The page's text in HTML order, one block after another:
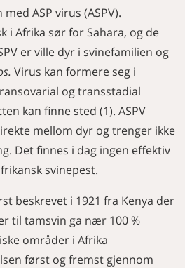
er ikke en
forlater
i Norsk
ASP virus (ASPV).
i Afrika sør for Sahara, og de
er ville dyr i svinefamilien og
Virus kan formere seg i
og transstadial
kan finne sted (1). ASPV
mellom dyr og trenger ikke
Det finnes i dag ingen effektiv
svinepest.
beskrevet i 1921 fra Kenya der
til tamsvin ga nær 100 %
områder i Afrika
først og fremst gjennom